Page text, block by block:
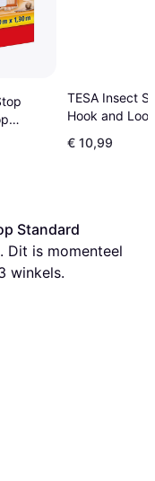
TESA Insect
Hook and
100x100cm
€ 10,99
Standard
. Dit is momenteel
winkels.